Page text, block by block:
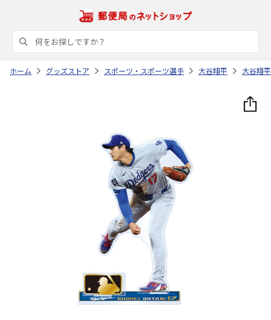
ホーム グッズストア スポーツ・スポーツ選手 大谷翔平 大谷翔